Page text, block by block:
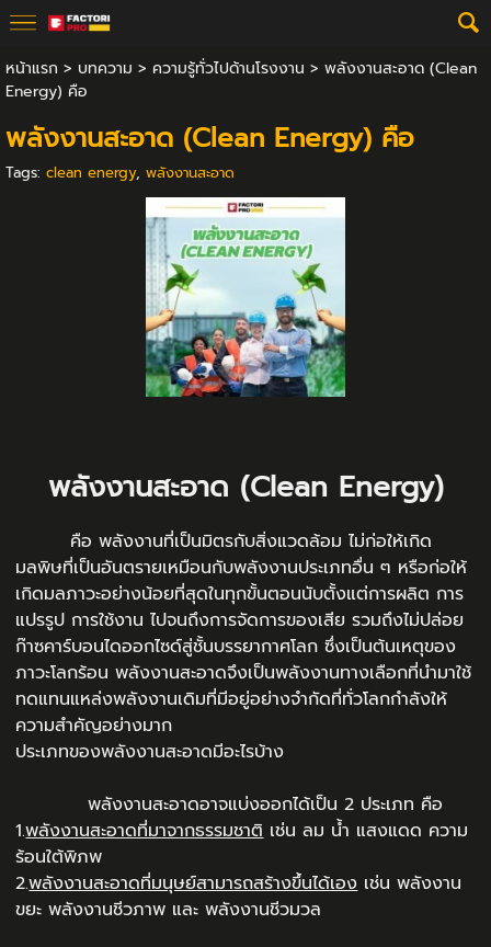
หน้าแรก > บทความ > ความรู้ทั่วไปด้านโรงงาน > พลังงานสะอาด (Clean
Energy) คือ
พลังงานสะอาด (Clean Energy) คือ
Tags: clean energy, พลังงานสะอาด
พลังงานสะอาด (Clean Energy)
คือ พลังงานที่เป็นมิตรกับสิ่งแวดล้อม ไม่ก่อให้เกิด
มลพิษที่เป็นอันตรายเหมือนกับพลังงานประเภทอื่น ๆ หรือก่อให้
เกิดมลภาวะอย่างน้อยที่สุดในทุกขั้นตอนนับตั้งแต่การผลิต การ
แปรรูป การใช้งาน ไปจนถึงการจัดการของเสีย รวมถึงไม่ปล่อย
ก๊าซคาร์บอนไดออกไซด์สู่ชั้นบรรยากาศโลก ซึ่งเป็นต้นเหตุของ
ภาวะโลกร้อน พลังงานสะอาดจึงเป็นพลังงานทางเลือกที่นำมาใช้
ทดแทนแหล่งพลังงานเดิมที่มีอยู่อย่างจำกัดที่ทั่วโลกกำลังให้
ความสำคัญอย่างมาก
ประเภทของพลังงานสะอาดมีอะไรบ้าง
พลังงานสะอาดอาจแบ่งออกได้เป็น 2 ประเภท คือ
1.พลังงานสะอาดที่มาจากธรรมชาติ เช่น ลม น้ำ แสงแดด ความ
ร้อนใต้พิภพ
2.พลังงานสะอาดที่มนุษย์สามารถสร้างขึ้นได้เอง เช่น พลังงาน
ขยะ พลังงานชีวภาพ และ พลังงานชีวมวล